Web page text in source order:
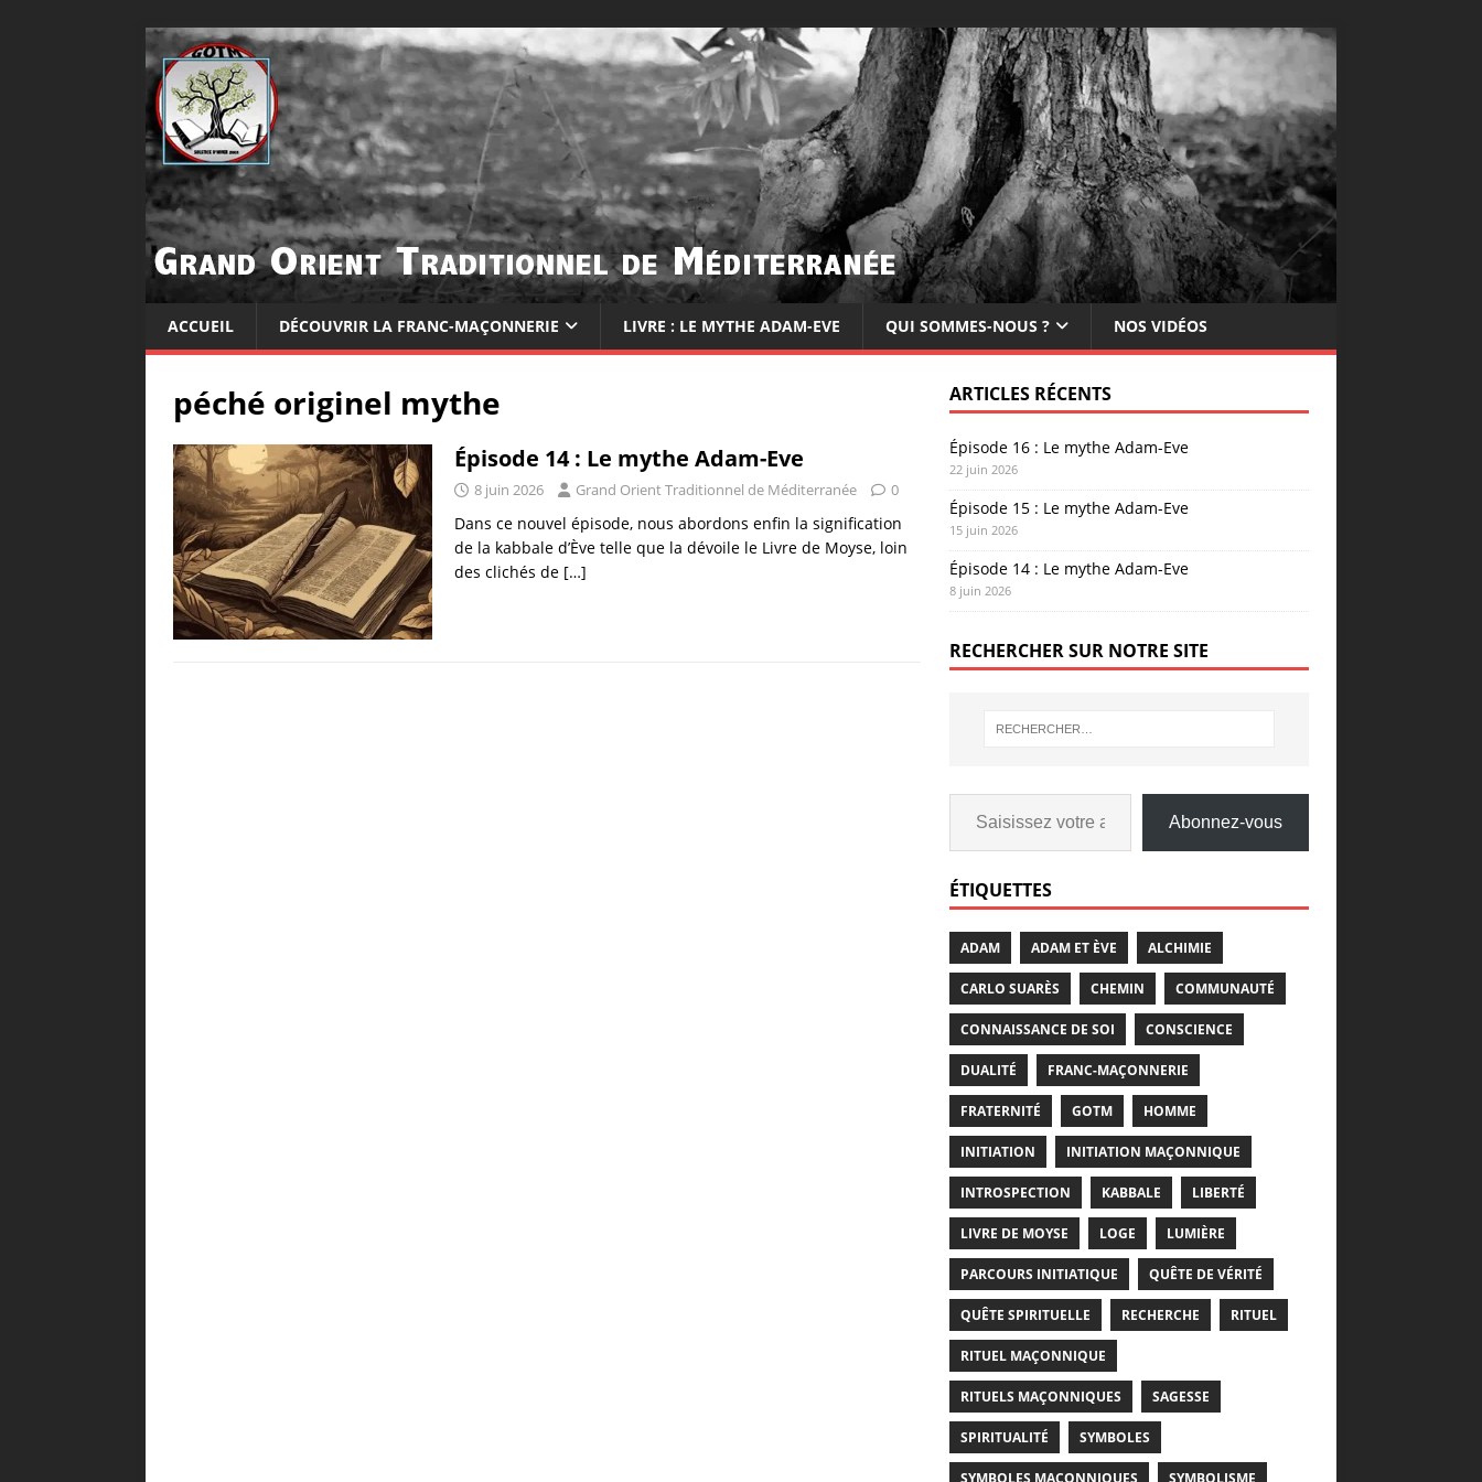
ACCUEIL DÉCOUVRIR LA FRANC-MAÇONNERIE LIVRE : LE MYTHE ADAM-EVE QUI SOMMES-NOUS ? NOS VIDÉOS
péché originel mythe
Épisode 14 : Le mythe Adam-Eve
8 juin 2026 Grand Orient Traditionnel de Méditerranée 0
Dans ce nouvel épisode, nous abordons enfin la signification
de la kabbale d’Ève telle que la dévoile le Livre de Moyse, loin
des clichés de […]
ARTICLES RÉCENTS
Épisode 16 : Le mythe Adam-Eve
22 juin 2026
Épisode 15 : Le mythe Adam-Eve
15 juin 2026
Épisode 14 : Le mythe Adam-Eve
8 juin 2026
RECHERCHER SUR NOTRE SITE
Abonnez-vous
ÉTIQUETTES
ADAM ADAM ET ÈVE ALCHIMIE
CARLO SUARÈS CHEMIN COMMUNAUTÉ
CONNAISSANCE DE SOI CONSCIENCE
DUALITÉ FRANC-MAÇONNERIE
FRATERNITÉ GOTM HOMME
INITIATION INITIATION MAÇONNIQUE
INTROSPECTION KABBALE LIBERTÉ
LIVRE DE MOYSE LOGE LUMIÈRE
PARCOURS INITIATIQUE QUÊTE DE VÉRITÉ
QUÊTE SPIRITUELLE RECHERCHE RITUEL
RITUEL MAÇONNIQUE
RITUELS MAÇONNIQUES SAGESSE
SPIRITUALITÉ SYMBOLES
SYMBOLES MAÇONNIQUES SYMBOLISME